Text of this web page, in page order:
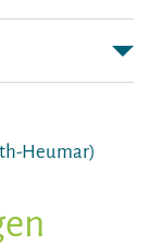
Heumar)